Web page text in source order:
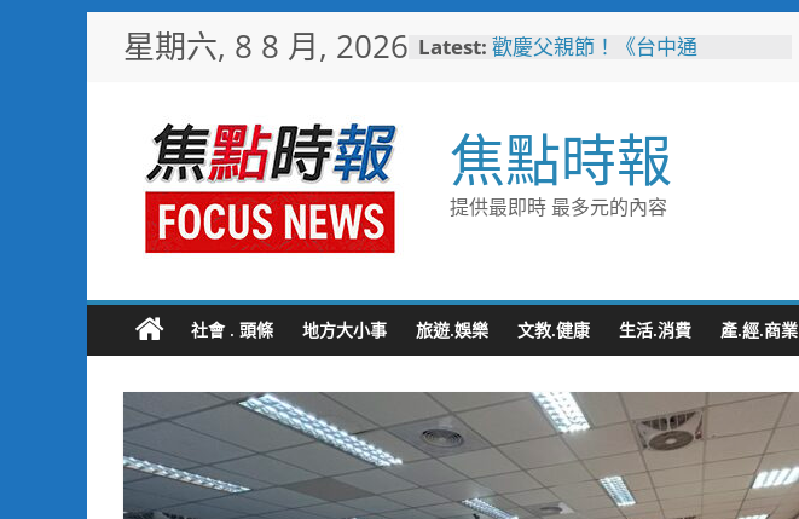
星期六, 8 8 月, 2026 Latest: 歡慶父親節！《台中通
砲轟綠營防疫冷血、食安不透明
埔里鎮以西部牛仔風 歡慶父親
節
警友辦事處大力相挺！岡山分局
焦點時報
提供最即時 最多元的內容
社會 . 頭條 地方大小事 旅遊.娛樂 文教.健康 生活.消費 產.經.商業